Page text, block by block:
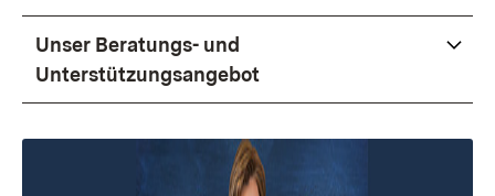
Unser Beratungs- und
Unterstützungsangebot